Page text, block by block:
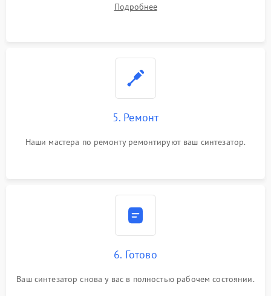
Подробнее
5. Ремонт
Наши мастера по ремонту ремонтируют ваш синтезатор.
6. Готово
Ваш синтезатор снова у вас в полностью рабочем состоянии.